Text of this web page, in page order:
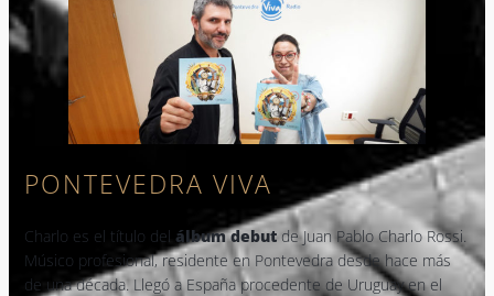
PONTEVEDRA VIVA
Charlo es el título del álbum debut de Juan Pablo Charlo Rossi.
Músico profesional, residente en Pontevedra desde hace más
de una década. Llegó a España procedente de Uruguay en el